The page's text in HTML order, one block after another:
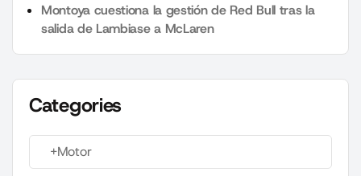
Montoya cuestiona la gestión de Red Bull tras la
salida de Lambiase a McLaren
Categories
+Motor